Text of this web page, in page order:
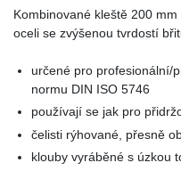
Kombinované kleště 200
oceli se zvýšenou tvrdostí
určené pro profesionální/
normu DIN ISO 5746
používají se jak pro
čelisti rýhované, přesně
klouby vyráběné s úzkou